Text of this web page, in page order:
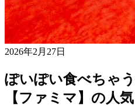
2026年2月27日
ぽいぽい食べちゃ
【ファミマ】の人